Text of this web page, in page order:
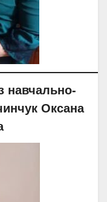
навчально-
Оксана